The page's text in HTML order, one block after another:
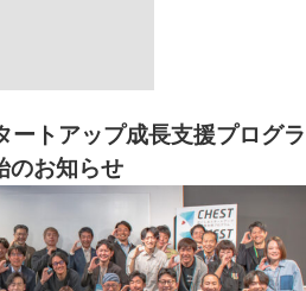
ートアップ成長支援プログラ
のお知らせ